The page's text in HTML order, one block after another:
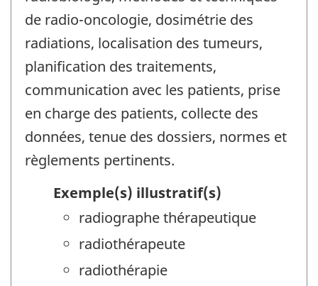
de radio-oncologie, dosimétrie des
radiations, localisation des tumeurs,
planification des traitements,
communication avec les patients, prise
en charge des patients, collecte des
données, tenue des dossiers, normes et
règlements pertinents.
Exemple(s) illustratif(s)
radiographe thérapeutique
radiothérapeute
radiothérapie